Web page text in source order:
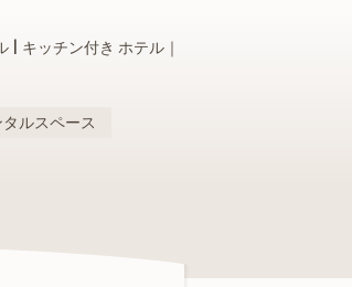
キッチン付き ホテル｜
タルスペース